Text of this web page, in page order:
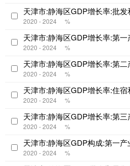
天津市:静海区GDP增长率:批发
2020 - 2024 %
天津市:静海区GDP增长率:第一
2020 - 2024 %
天津市:静海区GDP增长率:第二
2020 - 2024 %
天津市:静海区GDP增长率:住宿
2020 - 2024 %
天津市:静海区GDP增长率:第三
2020 - 2024 %
天津市:静海区GDP构成:第一产
2020 - 2024 %